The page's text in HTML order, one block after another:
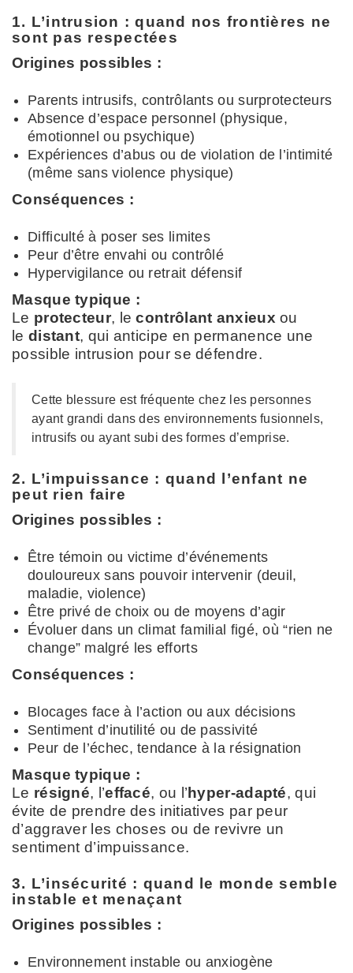
1. L’intrusion : quand nos frontières ne
sont pas respectées
Origines possibles :
Parents intrusifs, contrôlants ou surprotecteurs
Absence d’espace personnel (physique,
émotionnel ou psychique)
Expériences d’abus ou de violation de l’intimité
(même sans violence physique)
Conséquences :
Difficulté à poser ses limites
Peur d’être envahi ou contrôlé
Hypervigilance ou retrait défensif
Masque typique :
Le protecteur, lecontrôlant anxieuxou
le distant, qui anticipe en permanence une
possible intrusion pour se défendre.
Cette blessure est fréquente chez les personnes
ayant grandi dans des environnements fusionnels,
intrusifs ou ayant subi des formes d’emprise.
2. L’impuissance : quand l’enfant ne
peut rien faire
Origines possibles :
Être témoin ou victime d’événements
douloureux sans pouvoir intervenir (deuil,
maladie, violence)
Être privé de choix ou de moyens d’agir
Évoluer dans un climat familial figé, où “rien ne
change” malgré les efforts
Conséquences :
Blocages face à l’action ou aux décisions
Sentiment d’inutilité ou de passivité
Peur de l’échec, tendance à la résignation
Masque typique :
Le résigné, l’effacé, ou l’ hyper-adapté, qui
évite de prendre des initiatives par peur
d’aggraver les choses ou de revivre un
sentiment d’impuissance.
3. L’insécurité : quand le monde semble
instable et menaçant
Origines possibles :
Environnement instable ou anxiogène